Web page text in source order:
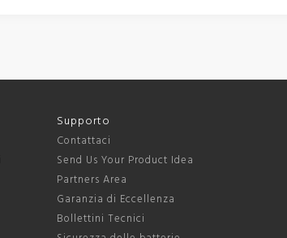
Supporto
Contattaci
Send Us Your Product Idea
Partners Area
Garanzia di Eccellenza
Bollettini Tecnici